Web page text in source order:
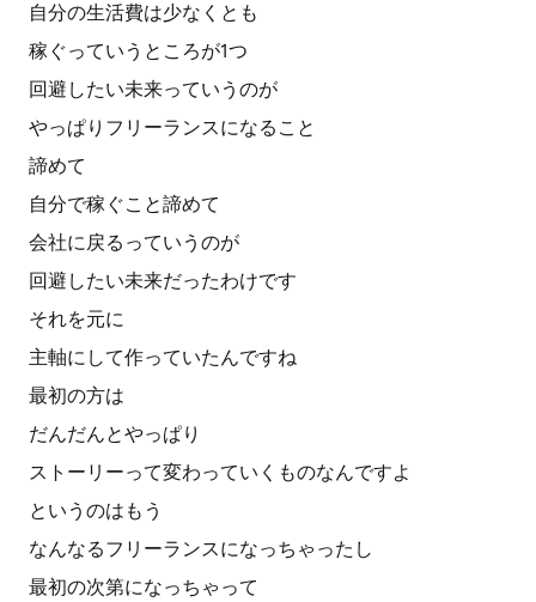
自分の生活費は少なくとも
稼ぐっていうところが1つ
回避したい未来っていうのが
やっぱりフリーランスになること
諦めて
自分で稼ぐこと諦めて
会社に戻るっていうのが
回避したい未来だったわけです
それを元に
主軸にして作っていたんですね
最初の方は
だんだんとやっぱり
ストーリーって変わっていくものなんですよ
というのはもう
なんなるフリーランスになっちゃったし
最初の次第になっちゃって